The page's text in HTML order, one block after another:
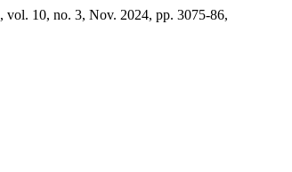
, vol. 10, no. 3, Nov. 2024, pp. 3075-86,